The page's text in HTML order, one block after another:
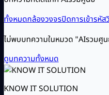
ทั้งหมดกล้องวงจรปิดการเข้ารหัส
ไม่พบบทความในหมวด "AIรวมศู
ดูบทความทั้งหมด
KNOW IT SOLUTION